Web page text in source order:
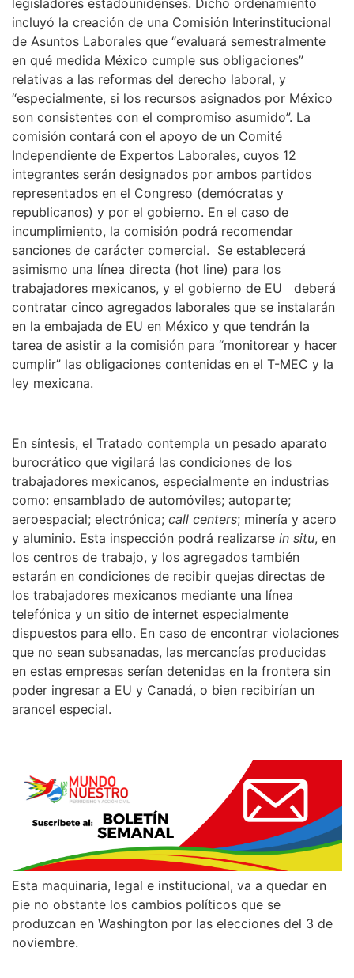
incluyó la creación de una Comisión Interinstitucional
de Asuntos Laborales que “evaluará semestralmente
en qué medida México cumple sus obligaciones”
relativas a las reformas del derecho laboral, y
“especialmente, si los recursos asignados por México
son consistentes con el compromiso asumido”. La
comisión contará con el apoyo de un Comité
Independiente de Expertos Laborales, cuyos 12
integrantes serán designados por ambos partidos
representados en el Congreso (demócratas y
republicanos) y por el gobierno. En el caso de
incumplimiento, la comisión podrá recomendar
sanciones de carácter comercial. Se establecerá
asimismo una línea directa (hot line) para los
trabajadores mexicanos, y el gobierno de EU deberá
contratar cinco agregados laborales que se instalarán
en la embajada de EU en México y que tendrán la
tarea de asistir a la comisión para “monitorear y hacer
cumplir” las obligaciones contenidas en el T-MEC y la
ley mexicana.
En síntesis, el Tratado contempla un pesado aparato
burocrático que vigilará las condiciones de los
trabajadores mexicanos, especialmente en industrias
como: ensamblado de automóviles; autoparte;
aeroespacial; electrónica; call centers; minería y acero
y aluminio. Esta inspección podrá realizarse in situ, en
los centros de trabajo, y los agregados también
estarán en condiciones de recibir quejas directas de
los trabajadores mexicanos mediante una línea
telefónica y un sitio de internet especialmente
dispuestos para ello. En caso de encontrar violaciones
que no sean subsanadas, las mercancías producidas
en estas empresas serían detenidas en la frontera sin
poder ingresar a EU y Canadá, o bien recibirían un
arancel especial.
Esta maquinaria, legal e institucional, va a quedar en
pie no obstante los cambios políticos que se
produzcan en Washington por las elecciones del 3 de
noviembre.